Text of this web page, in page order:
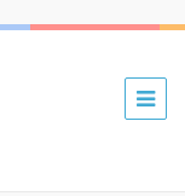
三郷 吉川
mpiパー